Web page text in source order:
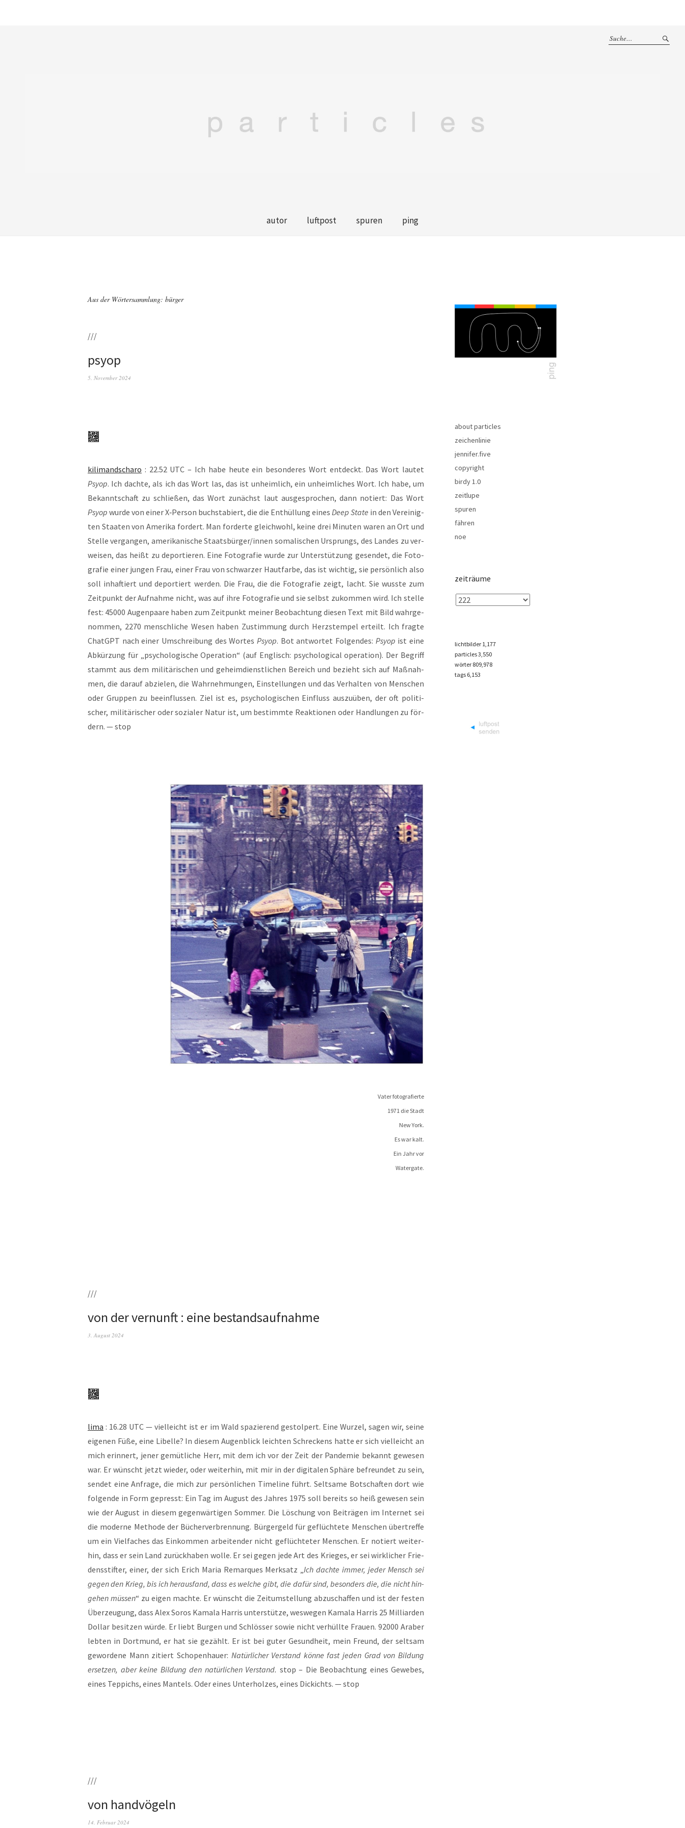
autor luftpost spuren ping
Aus der Wörtersammlung: bürger
///
psyop
5. November 2024
kili­man­dscha­ro : 22.52 UTC – Ich habe heu­te ein beson­de­res Wort ent­deckt. Das Wort lau­tet
Psyop. Ich dach­te, als ich das Wort las, das ist unheim­lich, ein unheim­li­ches Wort. Ich habe, um
Bekannt­schaft zu schlie­ßen, das Wort zunächst laut aus­ge­spro­chen, dann notiert: Das Wort
Psyop wur­de von einer X‑Person buch­sta­biert, die die Ent­hül­lung eines Deep Sta­te in den Ver­ei­nig­
ten Staa­ten von Ame­ri­ka for­dert. Man for­der­te gleich­wohl, kei­ne drei Minu­ten waren an Ort und
Stel­le ver­gan­gen, ame­ri­ka­ni­sche Staatsbürger/innen soma­li­schen Ursprungs, des Lan­des zu ver­
wei­sen, das heißt zu depor­tie­ren. Eine Foto­gra­fie wur­de zur Unter­stüt­zung gesen­det, die Foto­
gra­fie einer jun­gen Frau, einer Frau von schwar­zer Haut­far­be, das ist wich­tig, sie per­sön­lich also
soll inhaf­tiert und depor­tiert wer­den. Die Frau, die die Foto­gra­fie zeigt, lacht. Sie wuss­te zum
Zeit­punkt der Auf­nah­me nicht, was auf ihre Foto­gra­fie und sie selbst zukom­men wird. Ich stel­le
fest: 45000 Augen­paa­re haben zum Zeit­punkt mei­ner Beob­ach­tung die­sen Text mit Bild wahr­ge­
nom­men, 2270 mensch­li­che Wesen haben Zustim­mung durch Herz­stem­pel erteilt. Ich frag­te
ChatGPT nach einer Umschrei­bung des Wor­tes Psyop. Bot ant­wor­tet Fol­gen­des: Psyop ist eine
Abkür­zung für „psy­cho­lo­gi­sche Ope­ra­ti­on“ (auf Eng­lisch: psy­cho­lo­gi­cal ope­ra­ti­on). Der Begriff
stammt aus dem mili­tä­ri­schen und geheim­dienst­li­chen Bereich und bezieht sich auf Maß­nah­
men, die dar­auf abzie­len, die Wahr­neh­mun­gen, Ein­stel­lun­gen und das Ver­hal­ten von Men­schen
oder Grup­pen zu beein­flus­sen. Ziel ist es, psy­cho­lo­gi­schen Ein­fluss aus­zu­üben, der oft poli­ti­
scher, mili­tä­ri­scher oder sozia­ler Natur ist, um bestimm­te Reak­tio­nen oder Hand­lun­gen zu för­
dern. — stop
Vater foto­gra­fier­te
1971 dieStadt
New York.
Es war kalt.
Ein Jahr vor
Watergate.
///
von der vernunft : eine bestandsaufnahme
3. August 2024
lima : 16.28 UTC — viel­leicht ist er im Wald spa­zie­rend gestol­pert. Eine Wur­zel, sagen wir, sei­ne
eige­nen Füße, eine Libel­le? In die­sem Augen­blick leich­ten Schre­ckens hat­te er sich viel­leicht an
mich erin­nert, jener gemüt­li­che Herr, mit dem ich vor der Zeit der Pan­de­mie bekannt gewe­sen
war. Er wünscht jetzt wie­der, oder wei­ter­hin, mit mir in der digi­ta­len Sphä­re befreun­det zu sein,
sen­det eine Anfra­ge, die mich zur per­sön­li­chen Time­line führt. Selt­sa­me Bot­schaf­ten dort wie
fol­gen­de in Form gepresst: Ein Tag im August des Jah­res 1975 soll bereits so heiß gewe­sen sein
wie der August in die­sem gegen­wär­ti­gen Som­mer. Die Löschung von Bei­trä­gen im Inter­net sei
die moder­ne Metho­de der Bücher­ver­bren­nung. Bür­ger­geld für geflüch­te­te Men­schen über­tref­fe
um ein Viel­fa­ches das Ein­kom­men arbei­ten­der nicht geflüch­te­ter Men­schen. Er notiert wei­ter­
hin, dass er sein Land zurück­ha­ben wol­le. Er sei gegen jede Art des Krie­ges, er sei wirk­li­cher Frie­
dens­stif­ter, einer, der sich Erich Maria Remar­ques Merk­satz „Ich dach­te immer, jeder Mensch sei
gegen den Krieg, bis ich her­aus­fand, dass es wel­che gibt, die dafür sind, beson­ders die, die nicht hin­
ge­hen müs­sen“ zu eigen mach­te. Er wünscht die Zeit­um­stel­lung abzu­schaf­fen und ist der fes­ten
Über­zeu­gung, dass Alex Sor­os Kama­la Har­ris unter­stüt­ze, wes­we­gen Kama­la Har­ris 25 Mil­li­ar­den
Dol­lar besit­zen wür­de. Er liebt Bur­gen und Schlös­ser sowie nicht ver­hüll­te Frau­en. 92000 Ara­ber
leb­ten in Dort­mund, er hat sie gezählt. Er ist bei guter Gesund­heit, mein Freund, der selt­sam
gewor­de­ne Mann zitiert Scho­pen­hau­er: Natür­li­cher Ver­stand kön­ne fast jeden Grad von Bil­dung
erset­zen, aber kei­ne Bil­dung den natür­li­chen Ver­stand. stop – Die Beob­ach­tung eines Gewe­bes,
eines Tep­pichs, eines Man­tels. Oder eines Unter­hol­zes, eines Dickichts. — stop
///
von handvögeln
14. Februar 2024
about particles
zeichenlinie
jennifer.five
copyright
birdy 1.0
zeitlupe
spuren
fähren
noe
zeiträume
lichtbilder 1,177
particles3,550
wörter 809,978
tags 6,153